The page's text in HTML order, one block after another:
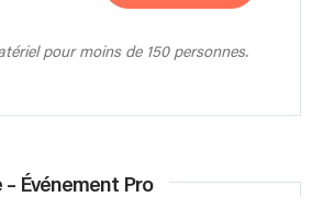
pour moins de 150 personnes.
– Événement Pro